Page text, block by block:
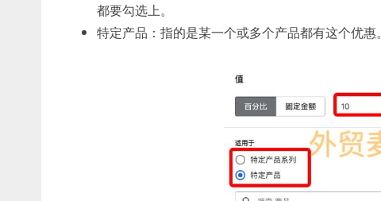
都要勾选上。
特定产品：指的是某一个或多个产品都有这个优惠。